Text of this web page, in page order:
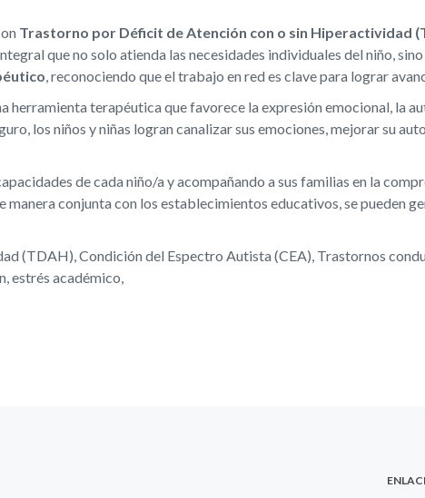
Trastorno por Déficit de Atención con o sin Hiperactividad
que no solo atienda las necesidades individuales del niño,
, reconociendo que el trabajo en red es clave para lograr
herramienta terapéutica que favorece la expresión emocional, la
los niños y niñas logran canalizar sus emociones, mejorar su
de cada niño/a y acompañando a sus familias en la
conjunta con los establecimientos educativos, se pueden
(TDAH), Condición del Espectro Autista (CEA), Trastornos
estrés académico,